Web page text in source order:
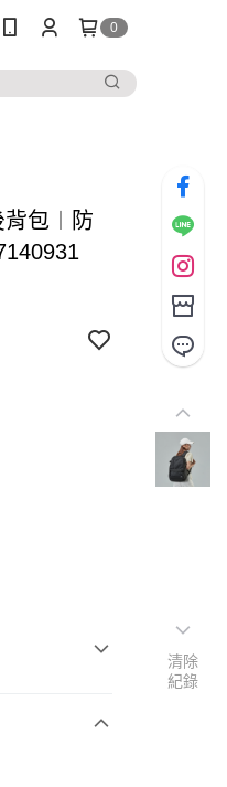
0
包︱防
清除
紀錄